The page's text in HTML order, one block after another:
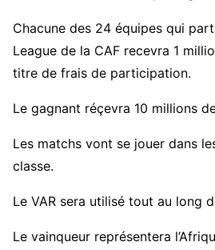
Chacune des 24 équipes qui
League de la CAF recevra 1
titre de frais de participation.
Le gagnant réçevra 10 millions
Les matchs vont se jouer dans
classe.
Le VAR sera utilisé tout au long
Le vainqueur représentera